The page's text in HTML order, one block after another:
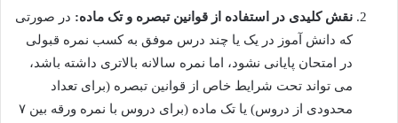
نقش کلیدی در استفاده از قوانین تبصره و تک ماده: در صورتی
که دانش آموز در یک یا چند درس موفق به کسب نمره قبولی
در امتحان پایانی نشود، اما نمره سالانه بالاتری داشته باشد،
می تواند تحت شرایط خاص از قوانین تبصره (برای تعداد
محدودی از دروس) یا تک ماده (برای دروس با نمره ورقه بین ۷